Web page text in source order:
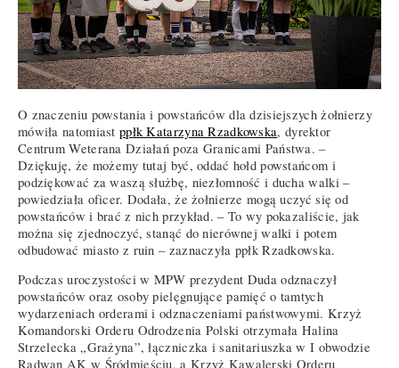
O znaczeniu powstania i powstańców dla dzisiejszych żołnierzy
mówiła natomiast ppłk Katarzyna Rzadkowska, dyrektor
Centrum Weterana Działań poza Granicami Państwa. –
Dziękuję, że możemy tutaj być, oddać hołd powstańcom i
podziękować za waszą służbę, niezłomność i ducha walki –
powiedziała oficer. Dodała, że żołnierze mogą uczyć się od
powstańców i brać z nich przykład. – To wy pokazaliście, jak
można się zjednoczyć, stanąć do nierównej walki i potem
odbudować miasto z ruin – zaznaczyła ppłk Rzadkowska.
Podczas uroczystości w MPW prezydent Duda odznaczył
powstańców oraz osoby pielęgnujące pamięć o tamtych
wydarzeniach orderami i odznaczeniami państwowymi. Krzyż
Komandorski Orderu Odrodzenia Polski otrzymała Halina
Strzelecka „Grażyna”, łączniczka i sanitariuszka w I obwodzie
Radwan AK w Śródmieściu, a Krzyż Kawalerski Orderu